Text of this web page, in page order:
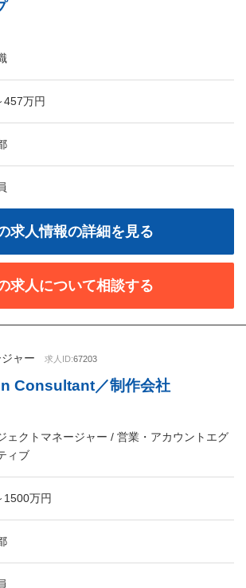
457万円
求人情報の詳細を見る
求人について相談する
ャー 求人ID:67203
Consultant／制作会社
ェクトマネージャー / 営業・アカウントエグ
ィブ
1500万円